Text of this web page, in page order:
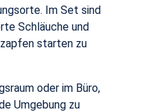
Im Set sind
Schläuche und
starten zu
oder im Büro,
Umgebung zu